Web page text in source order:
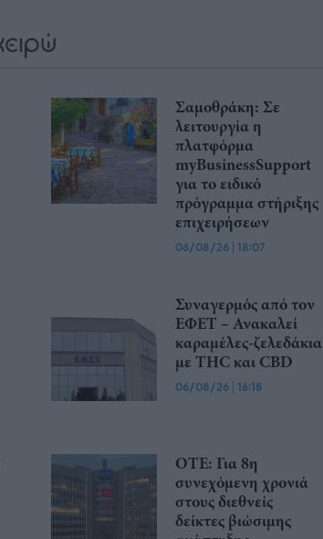
Σαμοθράκη: Σε
λειτουργία η
πλατφόρμα
myBusinessSupport
για το ειδικό
πρόγραμμα στήριξης
επιχειρήσεων
06/08/26 | 18:07
Συναγερμός από τον
ΕΦΕΤ – Ανακαλεί
καραμέλες-ζελεδάκια
με THC και CBD
06/08/26 | 16:18
ΟΤΕ: Για 8η
συνεχόμενη χρονιά
στους διεθνείς
δείκτες βιώσιμης